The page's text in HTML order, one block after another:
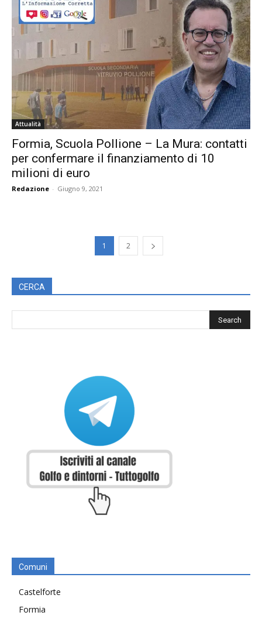
Attualità
Formia, Scuola Pollione – La Mura: contatti
per confermare il finanziamento di 10
milioni di euro
Redazione - Giugno 9, 2021
1 2
CERCA
Comuni
Castelforte
Formia